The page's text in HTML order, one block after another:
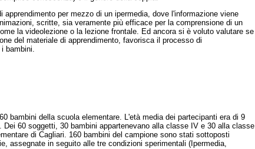
per mezzo di un ipermedia, dove l'informazione viene
scritte, sia veramente più efficace per la comprensione di un
la videolezione o la lezione frontale. Ed ancora si è voluto valutare se
del materiale di apprendimento, favorisca il processo di
bambini.
bambini della scuola elementare. L'età media dei partecipanti era di 9
60 soggetti, 30 bambini appartenevano alla classe IV e 30 alla classe
di Cagliari. 160 bambini del campione sono stati sottoposti
assegnate in seguito alle tre condizioni sperimentali (Ipermedia,